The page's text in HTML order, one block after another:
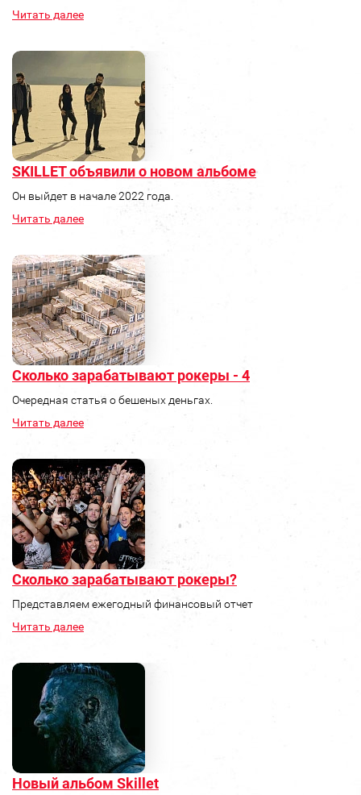
Читать далее
SKILLET объявили о новом альбоме
Он выйдет в начале 2022 года.
Читать далее
Сколько зарабатывают рокеры - 4
Очередная статья о бешеных деньгах.
Читать далее
Сколько зарабатывают рокеры?
Представляем ежегодный финансовый отчет
Читать далее
Новый альбом Skillet